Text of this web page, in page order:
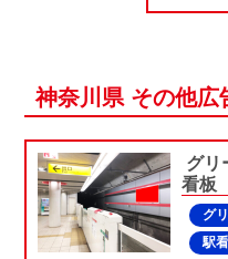
神奈川県 その他広
グリ
看板
グ
駅